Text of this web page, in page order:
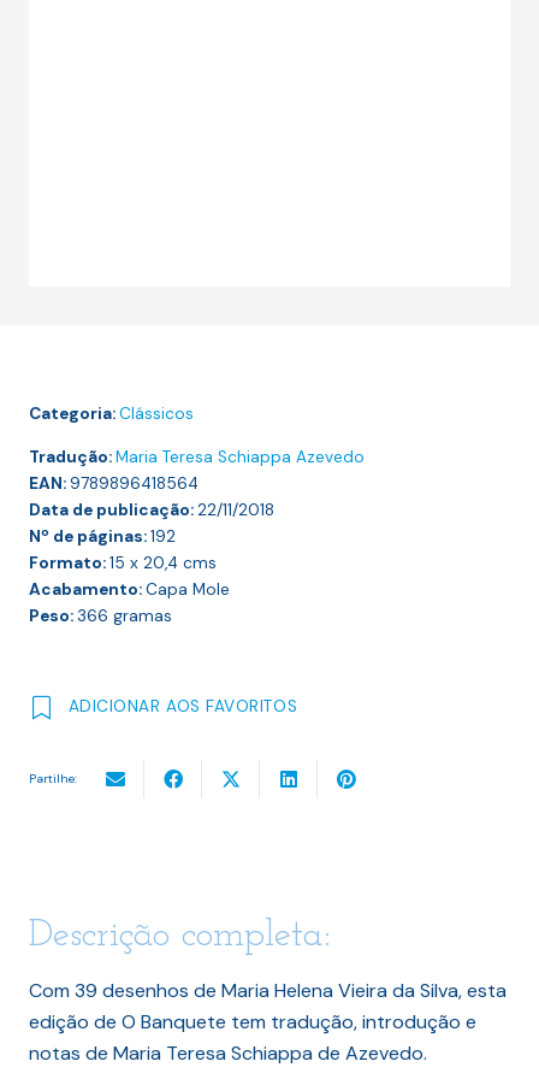
Categoria:Clássicos
Tradução:Maria Teresa Schiappa Azevedo
EAN:9789896418564
Data de publicação:22/11/2018
Nº de páginas:192
Formato:15 x 20,4 cms
Acabamento:Capa Mole
Peso:366 gramas
ADICIONAR AOS FAVORITOS
Partilhe:
Descrição completa:
Com 39 desenhos de Maria Helena Vieira da Silva, esta
edição de O Banquete tem tradução, introdução e
notas de Maria Teresa Schiappa de Azevedo.